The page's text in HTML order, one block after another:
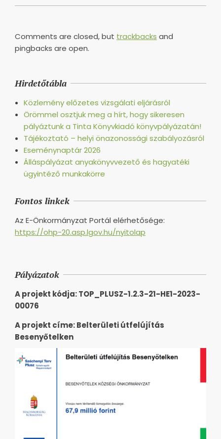
Comments are closed, but trackbacks and
pingbacks are open.
Hirdetőtábla
Közlemény előzetes vizsgálati eljárásról
Örömmel osztjuk meg a hírt, hogy sikeresen
pályáztunk a Tinta Könyvkiadó könyvpályázatán!
Tájékoztató – helyi önazonossági szabályozásról
Eseménynaptár 2026
Álláspályázat anyakönyvvezető és hagyatéki
ügyintéző munkakörre
Fontos linkek
Az E-Önkormányzat Portál elérhetősége:
https://ohp-20.asp.lgov.hu/nyitolap
Pályázatok
A projekt kódja: TOP_PLUSZ-1.2.3-21-HE1-2023-
00076
A projekt címe: Belterületi útfelújítás
Besenyőtelken